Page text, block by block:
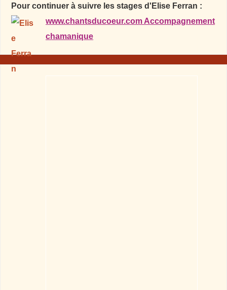
Pour continuer à suivre les stages d'Elise Ferran :
www.chantsducoeur.com Accompagnement
chamanique